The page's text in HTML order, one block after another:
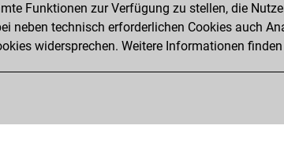
Oktober 1, 2025
had a best sprint of 20 positions
Funktionen zur Verfügung zu stellen, die
neben technisch erforderlichen Cookies auch
widersprechen. Weitere Informationen